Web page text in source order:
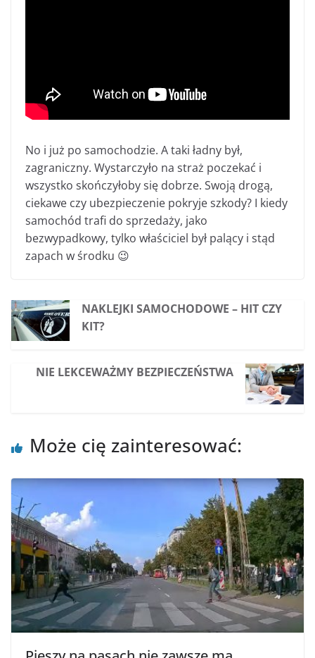
No i już po samochodzie. A taki ładny był,
zagraniczny. Wystarczyło na straż poczekać i
wszystko skończyłoby się dobrze. Swoją drogą,
ciekawe czy ubezpieczenie pokryje szkody? I kiedy
samochód trafi do sprzedaży, jako
bezwypadkowy, tylko właściciel był palący i stąd
zapach w środku 😉
NAKLEJKI SAMOCHODOWE – HIT CZY
KIT?
NIE LEKCEWAŻMY BEZPIECZEŃSTWA
Może cię zainteresować: